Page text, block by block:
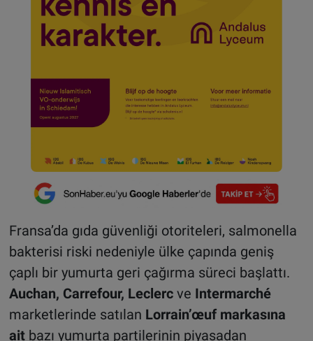
Fransa’da gıda güvenliği otoriteleri, salmonella
bakterisi riski nedeniyle ülke çapında geniş
çaplı bir yumurta geri çağırma süreci başlattı.
Auchan, Carrefour, Leclercve Intermarché
marketlerinde satılan Lorrain’œuf markasına
ait bazı yumurta partilerinin piyasadan